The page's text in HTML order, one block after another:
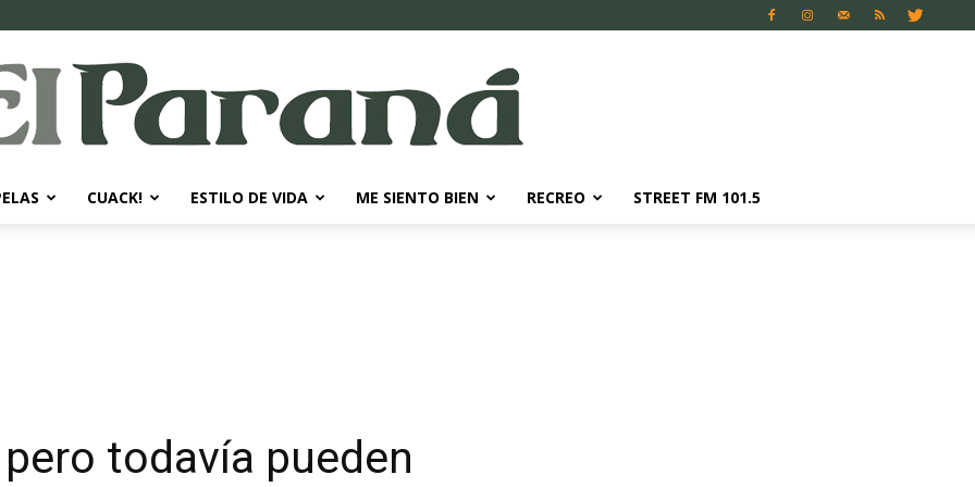
CUACK! ESTILO DE VIDA ME SIENTO BIEN RECREO STREET FM 101.5
todavía pueden